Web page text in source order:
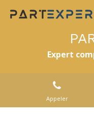
Expert
Appeler